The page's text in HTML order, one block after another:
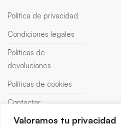
Valoramos tu privacidad
Política de privacidad
Condiciones legales
Políticas de
devoluciones
Políticas de cookies
Contactar